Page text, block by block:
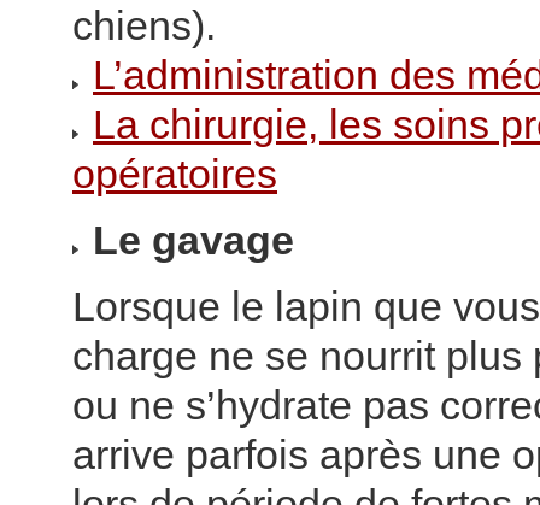
chiens).
L’administration des
La chirurgie, les soins
opératoires
Le gavage
Lorsque le lapin que
charge ne se nourrit plus
ou ne s’hydrate pas
arrive parfois après une